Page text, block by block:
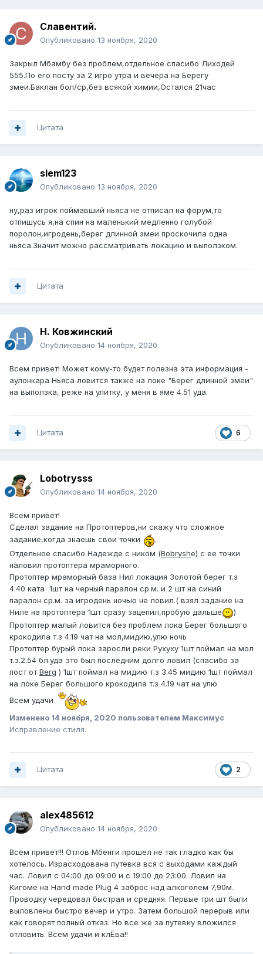
Славентий.
Опубликовано 13 ноября, 2020
Закрыл Мбамбу без проблем,отдельное спасибо Лиходей
555.По его посту за 2 игро утра и вечера на Берегу
змеи.Баклан бол/ср,без всякой химии,Остался 21час
Цитата
slem123
Опубликовано 13 ноября, 2020
ну,раз игрок поймавший ньяса не отписал на форум,то
отпишусь я,на спин на маленький медленно голубой
поролон,игродень,берег длинной змеи проскочила одна
ньяса.Значит можно рассматривать локацию и выползком.
Цитата
Н. Ковжинский
Опубликовано 14 ноября, 2020
Всем привет! Может кому-то будет полезна эта информация -
аулонкара Ньяса ловится также на локе "Берег длинной змеи"
на выползка, реже на улитку, у меня в яме 4.51 уда.
6
Цитата
Lobotrysss
Опубликовано 14 ноября, 2020
Всем привет!
Сделал задание на Протоптеров,ни скажу что сложное
задание,когда знаешь свои точки
.
Отдельное спасибо Надежде с ником (Bobryshе) с ее точки
наловил протоптера мраморного.
Протоптер мраморный база Нил локация Золотой берег т.з
4.40 ката 1шт на черный паралон ср.м. и 2 шт на синий
паралон ср.м. за игродень ночью не ловил.( взял задание на
Ниле на протоптера 1шт сразу зацепил,пробую дальше
)
Протоптер малый ловится без проблем лока Берег большого
крокодила т.з 4.19 чат на мол,мидию,улю ночь
Протоптер бурый лока заросли реки Рухуху 1шт поймал на мол
т.з.2.54 бл.уда это был последним долго ловил (спасибо за
пост отBerg ) 1шт поймал на мидию т.з 3.45 мидию 1шт поймал
на локе Берег большого крокодила т.з 4.19 чат на улю
Всем удачи
Изменено 14 ноября, 2020 пользователем Максимус
Исправление стиля.
2
Цитата
alex485612
Опубликовано 14 ноября, 2020
Всем привет!!! Отлов Мбенги прошел не так гладко как бы
хотелось. Израсходована путевка вся с выходами каждый
час. Ловил с 04:00 до 09:00 и с 19:00 до 23:00. Ловил на
Кигоме на Hand made Plug 4 заброс над алкоголем 7,90м.
Проводку чередовал быстрая и средняя. Первые три шт были
выловлены быстро вечер и утро. Затем большой перерыв или
как говорят полный отказ. Но все же за путевку вложился
отловить. Всем удачи и клЁва!!